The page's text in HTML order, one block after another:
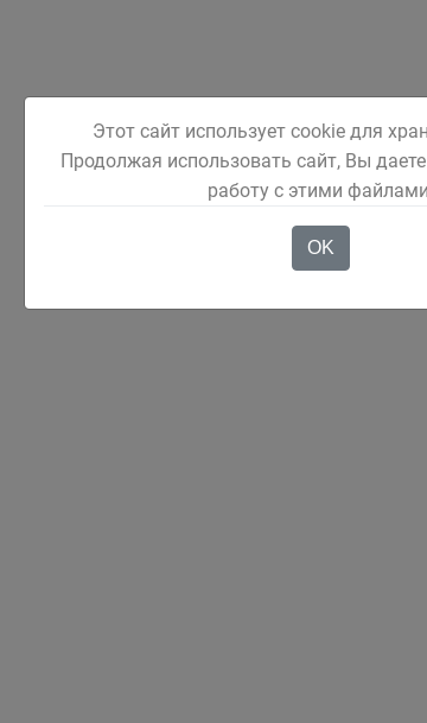
Этот сайт использует cookie для
Продолжая использовать сайт, Вы даете
работу с этими
OK